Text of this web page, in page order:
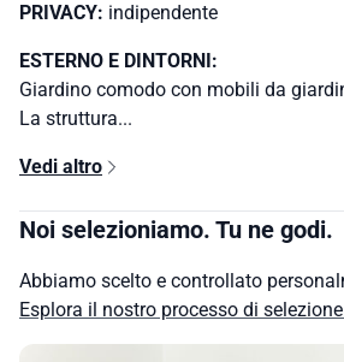
PRIVACY: indipendente
ESTERNO E DINTORNI:
Giardino comodo con mobili da
La struttura...
Vedi altro
Noi selezioniamo. Tu ne godi.
Abbiamo scelto e controllato
Esplora il nostro processo di